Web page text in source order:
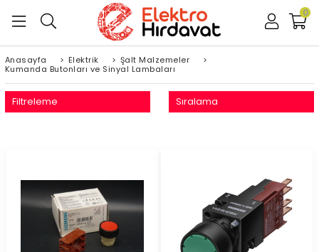
0
Anasayfa > Elektrik > Şalt Malzemeler
>
Kumanda Butonları ve Sinyal Lambaları
Filtreleme Sıralama